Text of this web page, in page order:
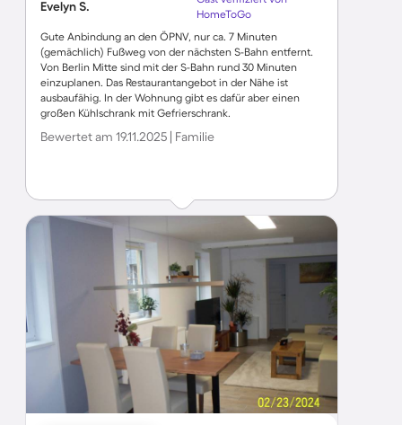
Evelyn S.
HomeToGo
Gute Anbindung an den ÖPNV, nur ca. 7 Minuten
(gemächlich) Fußweg von der nächsten S-Bahn entfernt.
Von Berlin Mitte sind mit der S-Bahn rund 30 Minuten
einzuplanen. Das Restaurantangebot in der Nähe ist
ausbaufähig. In der Wohnung gibt es dafür aber einen
großen Kühlschrank mit Gefrierschrank.
Bewertet am 19.11.2025 | Familie